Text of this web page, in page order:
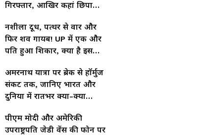
गिरफ्तार, आखिर कहां छिपा
नशीला दूध, पत्थर से वार और
फिर शव गायब! UP में एक और
पति हुआ शिकार, क्या है इस
अमरनाथ यात्रा पर ब्रेक से हॉर्मुज
संकट तक, जानिए भारत और
दुनिया में रातभर क्या-क्या
पीएम मोदी और अमेरिकी
उपराष्ट्रपति जेडी वेंस की फोन पर